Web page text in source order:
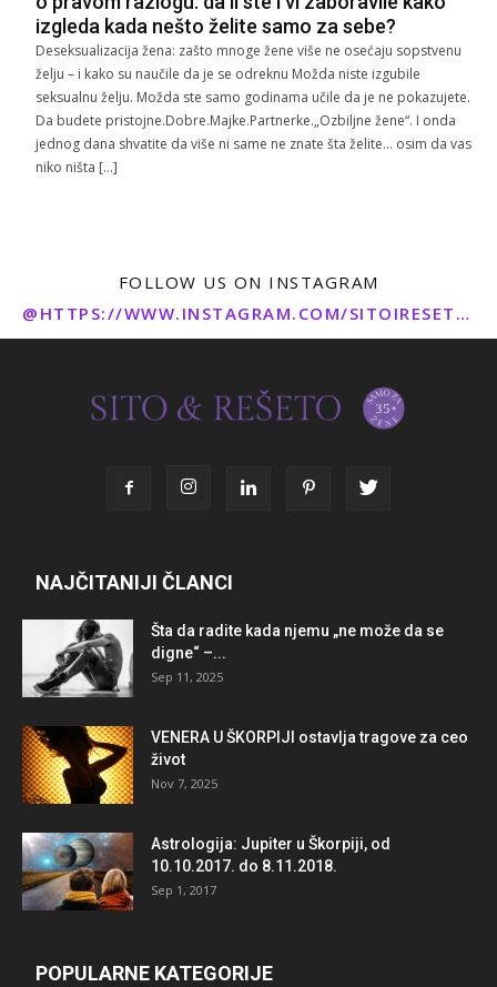
izgleda kada nešto želite samo za sebe?
Deseksualizacija žena: zašto mnoge žene više ne osećaju sopstvenu
želju – i kako su naučile da je se odreknu Možda niste izgubile
seksualnu želju. Možda ste samo godinama učile da je ne pokazujete.
Da budete pristojne.Dobre.Majke.Partnerke.„Ozbiljne žene“. I onda
jednog dana shvatite da više ni same ne znate šta želite… osim da vas
niko ništa […]
FOLLOW US ON INSTAGRAM
@HTTPS://WWW.INSTAGRAM.COM/SITOIRESETO/
NAJČITANIJI ČLANCI
Šta da radite kada njemu „ne može da se
digne“ –...
Sep 11, 2025
VENERA U ŠKORPIJI ostavlja tragove za ceo
život
Nov 7, 2025
Astrologija: Jupiter u Škorpiji, od
10.10.2017. do 8.11.2018.
Sep 1, 2017
POPULARNE KATEGORIJE